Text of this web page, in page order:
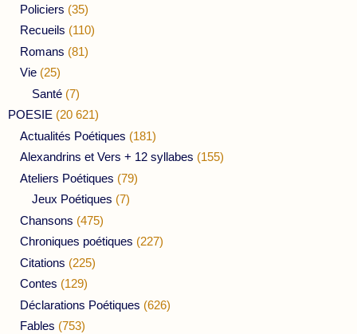
Policiers (35)
Recueils (110)
Romans (81)
Vie (25)
Santé (7)
POESIE (20 621)
Actualités Poétiques (181)
Alexandrins et Vers + 12 syllabes (155)
Ateliers Poétiques (79)
Jeux Poétiques (7)
Chansons (475)
Chroniques poétiques (227)
Citations (225)
Contes (129)
Déclarations Poétiques (626)
Fables (753)